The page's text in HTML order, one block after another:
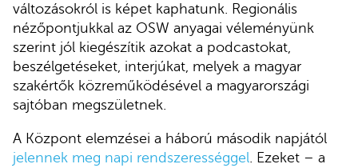
változásokról is képet kaphatunk. Regionális
nézőpontjukkal az OSW anyagai véleményünk
szerint jól kiegészítik azokat a podcastokat,
beszélgetéseket, interjúkat, melyek a magyar
szakértők közreműködésével a magyarországi
sajtóban megszületnek.
A Központ elemzései a háború második napjától
jelennek meg napi rendszerességgel. Ezeket – a